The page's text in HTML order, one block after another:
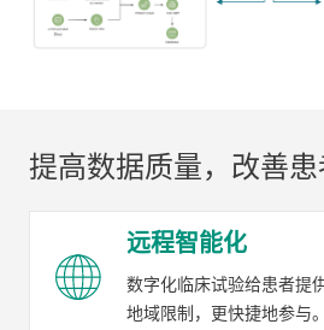
提高数据质量，改善
远程智能化
数字化临床试验给患者提
地域限制，更快捷地参与。